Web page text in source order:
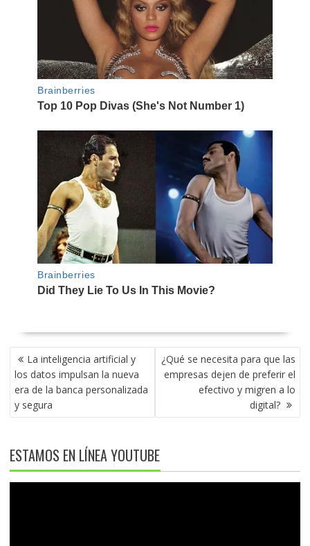
NAVEGACIÓN
DE
ENTRADAS
La inteligencia artificial y
los datos impulsan la nueva
era de la banca personalizada
y segura
¿Qué se necesita para que las
empresas dejen de preferir el
efectivo y migren a lo
digital?
ESTAMOS EN LÍNEA YOUTUBE